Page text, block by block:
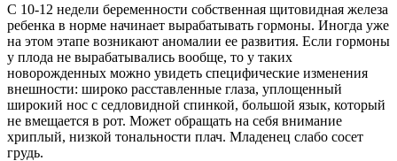
С 10-12 недели беременности собственная щитовидная железа
ребенка в норме начинает вырабатывать гормоны. Иногда уже
на этом этапе возникают аномалии ее развития. Если гормоны
у плода не вырабатывались вообще, то у таких
новорожденных можно увидеть специфические изменения
внешности: широко расставленные глаза, уплощенный
широкий нос с седловидной спинкой, большой язык, который
не вмещается в рот. Может обращать на себя внимание
хриплый, низкой тональности плач. Младенец слабо сосет
грудь.